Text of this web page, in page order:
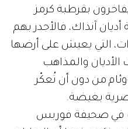
بقرطبة كرمز
آنذاك، فالأجدر بهم
التي يعيش على أرضها
والمذاهب
من دون أن تُعكّر
بغيضة.
في صحيفة فوربس